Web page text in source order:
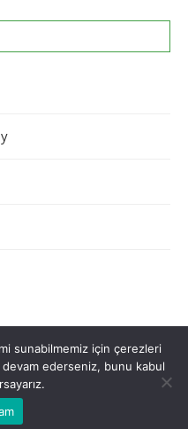
Hakkımızda
© 2022
sunabilmemiz için çerezleri
ederseniz, bunu kabul